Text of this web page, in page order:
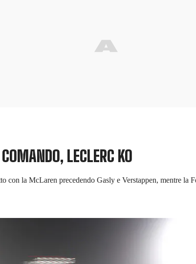
LECLERC KO
con la McLaren precedendo Gasly e Verstappen, mentre la